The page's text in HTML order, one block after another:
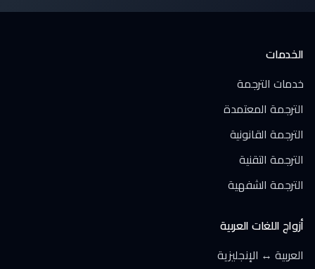
الخدمات
خدمات الترجمة
الترجمة المعتمدة
الترجمة القانونية
الترجمة التقنية
الترجمة الشفهية
أزواج اللغات العربية
العربية ↔ الإنجليزية